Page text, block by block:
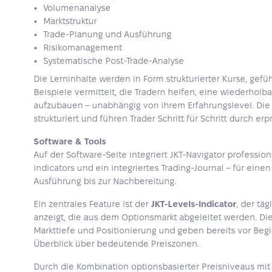
Volumenanalyse
Marktstruktur
Trade-Planung und Ausführung
Risikomanagement
Systematische Post-Trade-Analyse
Die Lerninhalte werden in Form strukturierter Kurse,
Beispiele vermittelt, die Tradern helfen, eine
aufzubauen – unabhängig von ihrem Erfahrungslevel.
strukturiert und führen Trader Schritt für Schritt durch
Software & Tools
Auf der Software-Seite integriert JKT-Navigator
indicators und ein integriertes Trading-Journal – für
Ausführung bis zur Nachbereitung.
Ein zentrales Feature ist der JKT-Levels-Indicator , der
anzeigt, die aus dem Optionsmarkt abgeleitet werden.
Markttiefe und Positionierung und geben bereits vor
Überblick über bedeutende Preiszonen.
Durch die Kombination optionsbasierter Preisniveaus